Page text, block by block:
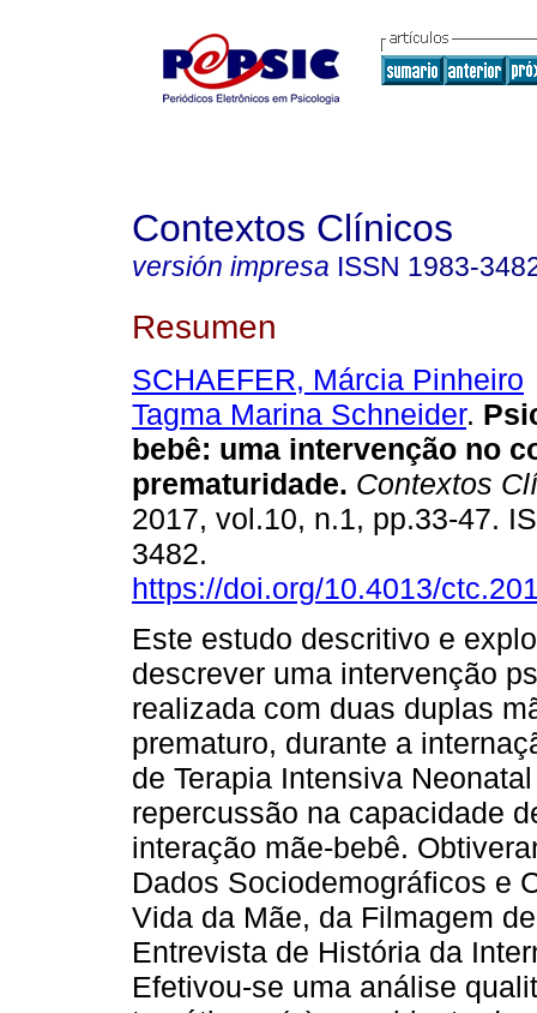
Contextos Clínicos
versión impresa ISSN 1983-
Resumen
SCHAEFER, Márcia Pinheiro
Tagma Marina Schneider.
bebê: uma intervenção no
prematuridade. Contextos
2017, vol.10, n.1, pp.33-47.
3482.
https://doi.org/10.4013/
Este estudo descritivo e
descrever uma intervenção
realizada com duas duplas
prematuro, durante a
de Terapia Intensiva
repercussão na capacidade
interação mãe-bebê.
Dados Sociodemográficos e
Vida da Mãe, da Filmagem
Entrevista de História da
Efetivou-se uma análise